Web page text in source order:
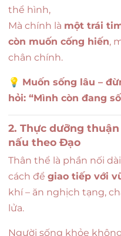
thể hình,
Mà chính là một trái
còn muốn cống hiến,
chân chính.
💡 Muốn sống lâu –
hỏi: “Mình còn đang
2. Thực dưỡng
nấu theo Đạo
Thân thể là phần nối
cách để giao tiếp với
khí – ăn nghịch tạng,
lửa.
Người sống khỏe